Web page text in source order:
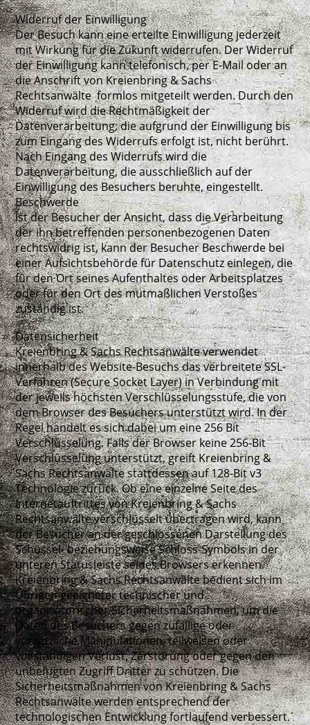
Widerruf der Einwilligung
Der Besuch kann eine erteilte Einwilligung jederzeit
mit Wirkung für die Zukunft widerrufen. Der Widerruf
der Einwilligung kann telefonisch, per E-Mail oder an
die Anschrift von Kreienbring & Sachs
Rechtsanwälte formlos mitgeteilt werden. Durch den
Widerruf wird die Rechtmäßigkeit der
Datenverarbeitung, die aufgrund der Einwilligung bis
zum Eingang des Widerrufs erfolgt ist, nicht berührt.
Nach Eingang des Widerrufs wird die
Datenverarbeitung, die ausschließlich auf der
Einwilligung des Besuchers beruhte, eingestellt.
Beschwerde
Ist der Besucher der Ansicht, dass die Verarbeitung
der ihn betreffenden personenbezogenen Daten
rechtswidrig ist, kann der Besucher Beschwerde bei
einer Aufsichtsbehörde für Datenschutz einlegen, die
für den Ort seines Aufenthaltes oder Arbeitsplatzes
oder für den Ort des mutmaßlichen Verstoßes
zuständig ist.
Datensicherheit
Kreienbring & Sachs Rechtsanwälte verwendet
innerhalb des Website-Besuchs das verbreitete SSL-
Verfahren (Secure Socket Layer) in Verbindung mit
der jeweils höchsten Verschlüsselungsstufe, die von
dem Browser des Besuchers unterstützt wird. In der
Regel handelt es sich dabei um eine 256 Bit
Verschlüsselung. Falls der Browser keine 256-Bit
Verschlüsselung unterstützt, greift Kreienbring &
Sachs Rechtsanwälte stattdessen auf 128-Bit v3
Technologie zurück. Ob eine einzelne Seite des
Internetauftrittes von Kreienbring & Sachs
Rechtsanwälte verschlüsselt übertragen wird, kann
der Besucher an der geschlossenen Darstellung des
Schüssel- beziehungsweise Schloss-Symbols in der
unteren Statusleiste seines Browsers erkennen.
Kreienbring & Sachs Rechtsanwälte bedient sich im
Übrigen geeigneter technischer und
organisatorischer Sicherheitsmaßnahmen, um die
Daten des Besuchers gegen zufällige oder
vorsätzliche Manipulationen, teilweisen oder
vollständigen Verlust, Zerstörung oder gegen den
unbefugten Zugriff Dritter zu schützen. Die
Sicherheitsmaßnahmen von Kreienbring & Sachs
Rechtsanwälte werden entsprechend der
technologischen Entwicklung fortlaufend verbessert.